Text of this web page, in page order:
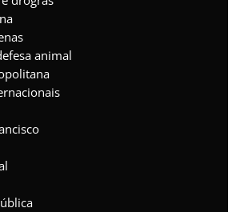
animal